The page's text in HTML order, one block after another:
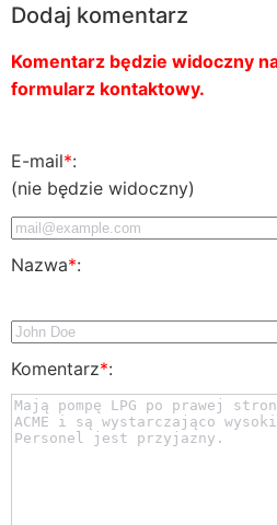
Dodaj komentarz
Komentarz będzie widoczny
formularz kontaktowy.
E-mail*:
(nie będzie widoczny)
Nazwa*:
Komentarz*: